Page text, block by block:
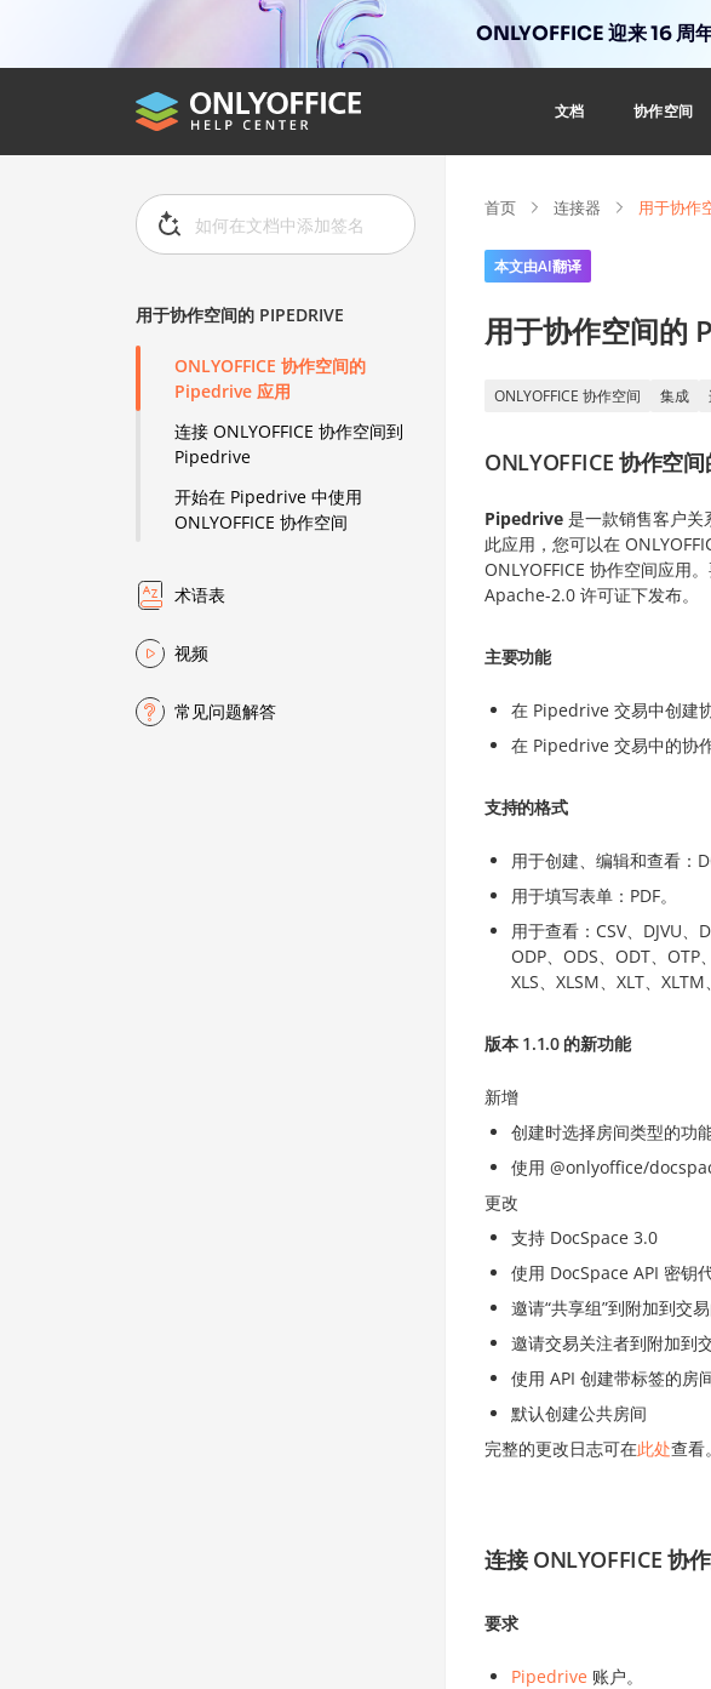
ONLYOFFICE 迎来 16 周
文档 协作空间
用于协作空间的 PIPEDRIVE
ONLYOFFICE 协作空间的
Pipedrive 应用
连接 ONLYOFFICE 协作空间到
Pipedrive
开始在 Pipedrive 中使用
ONLYOFFICE 协作空间
术语表
视频
常见问题解答
首页 连接器 用于协作
本文由AI翻译
用于协作空间的
ONLYOFFICE 协作空间 集成
ONLYOFFICE 协作空
Pipedrive 是一款销售客户关
此应用，您可以在
ONLYOFFICE 协作空间应用
Apache-2.0 许可证下发布。
主要功能
在 Pipedrive 交易中创建
在 Pipedrive 交易中的协
支持的格式
用于创建、编辑和查看：
用于填写表单：PDF。
用于查看：CSV、DJVU、
ODP、ODS、ODT、OTP
XLS、XLSM、XLT、XLTM
版本 1.1.0 的新功能
新增
创建时选择房间类型的功
使用 @onlyoffice/
更改
支持 DocSpace 3.0
使用 DocSpace API 密钥
邀请“共享组”到附加到交
邀请交易关注者到附加到
使用 API 创建带标签的房
默认创建公共房间
完整的更改日志可在此处查看。
连接 ONLYOFFICE 协
要求
Pipedrive 账户。